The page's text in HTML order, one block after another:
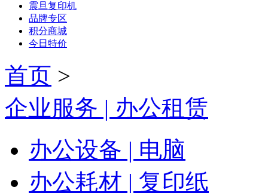
震旦复印机
品牌专区
积分商城
今日特价
首页 >
企业服务 | 办公租赁
办公设备 | 电脑
办公耗材 | 复印纸